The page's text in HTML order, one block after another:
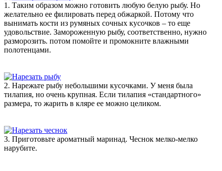
1. Таким образом можно готовить любую белую рыбу. Но
желательно ее филировать перед обжаркой. Потому что
вынимать кости из румяных сочных кусочков – то еще
удовольствие. Замороженную рыбу, соответственно, нужно
разморозить. потом помойте и промокните влажными
полотенцами.
2. Нарежьте рыбу небольшими кусочками. У меня была
тилапия, но очень крупная. Если тилапия «стандартного»
размера, то жарить в кляре ее можно целиком.
3. Приготовьте ароматный маринад. Чеснок мелко-мелко
нарубите.